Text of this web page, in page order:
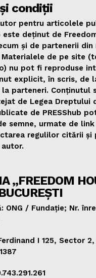
condiții
pentru articolele
este deținut de
și de partenerii din
Materialele de pe site
nu pot fi reproduse
explicit, în scris, de
parteneri. Conținutul
de Legea Dreptului
de PRESShub
semne, urmate de
regulilor citării și
„FREEDOM
ONG / Fundație; Nr.
I 125, Sector